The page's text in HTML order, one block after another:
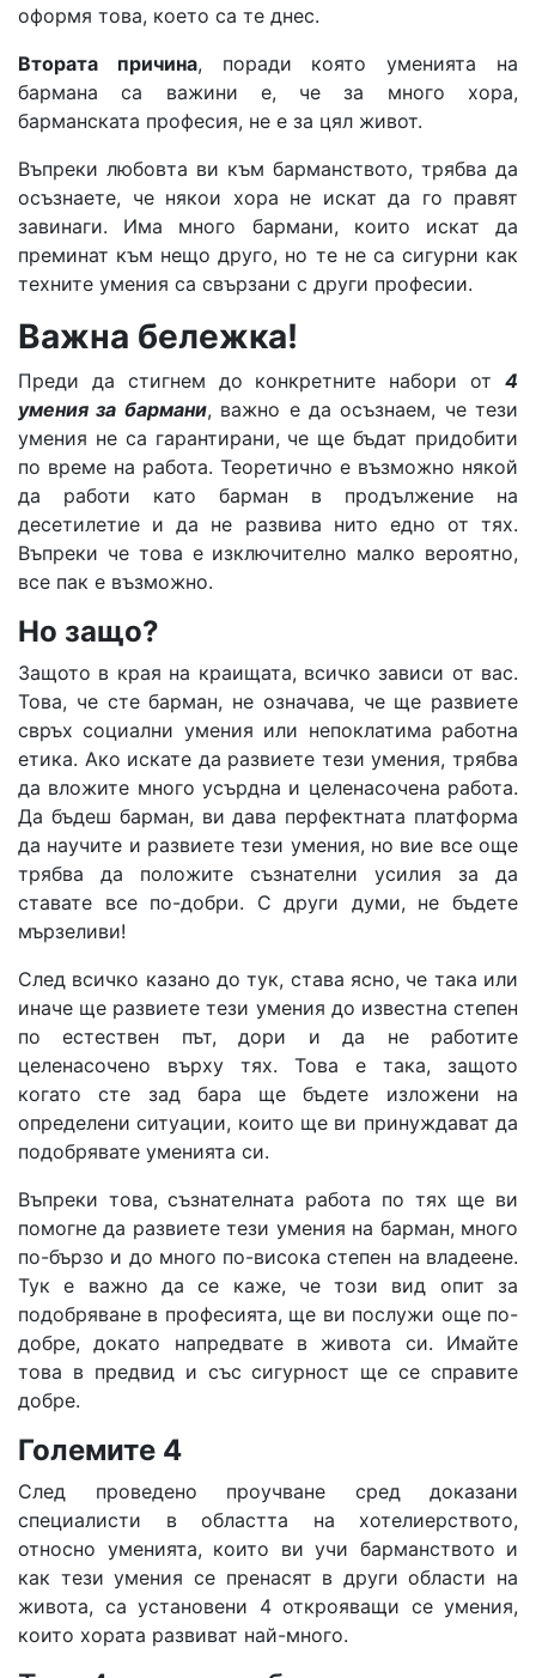
оформя това, което са те днес.
Втората причина, поради която уменията на
бармана са важини е, че за много хора,
барманската професия, не е за цял живот.
Въпреки любовта ви към барманството, трябва да
осъзнаете, че някои хора не искат да го правят
завинаги. Има много бармани, които искат да
преминат към нещо друго, но те не са сигурни как
техните умения са свързани с други професии.
Важна бележка!
Преди да стигнем до конкретните набори от 4
умения за бармани, важно е да осъзнаем, че тези
умения не са гарантирани, че ще бъдат придобити
по време на работа. Теоретично е възможно някой
да работи като барман в продължение на
десетилетие и да не развива нито едно от тях.
Въпреки че това е изключително малко вероятно,
все пак е възможно.
Но защо?
Защото в края на краищата, всичко зависи от вас.
Това, че сте барман, не означава, че ще развиете
свръх социални умения или непоклатима работна
етика. Ако искате да развиете тези умения, трябва
да вложите много усърдна и целенасочена работа.
Да бъдеш барман, ви дава перфектната платформа
да научите и развиете тези умения, но вие все още
трябва да положите съзнателни усилия за да
ставате все по-добри. С други думи, не бъдете
мързеливи!
След всичко казано до тук, става ясно, че така или
иначе ще развиете тези умения до известна степен
по естествен път, дори и да не работите
целенасочено върху тях. Това е така, защото
когато сте зад бара ще бъдете изложени на
определени ситуации, които ще ви принуждават да
подобрявате уменията си.
Въпреки това, съзнателната работа по тях ще ви
помогне да развиете тези умения на барман, много
по-бързо и до много по-висока степен на владеене.
Тук е важно да се каже, че този вид опит за
подобряване в професията, ще ви послужи още по-
добре, докато напредвате в живота си. Имайте
това в предвид и със сигурност ще се справите
добре.
Големите 4
След проведено проучване сред доказани
специалисти в областта на хотелиерството,
относно уменията, които ви учи барманството и
как тези умения се пренасят в други области на
живота, са установени 4 открояващи се умения,
които хората развиват най-много.